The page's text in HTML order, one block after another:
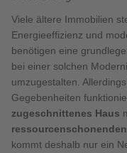
Viele ältere Immobilien
Energieeffizienz und
benötigen eine
bei einer solchen
umzugestalten.
Gegebenheiten
zugeschnittenes Haus
kommt deshalb nur ein